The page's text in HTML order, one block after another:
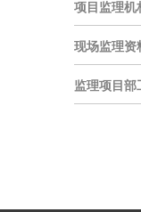
项目监理机
现场监理资
监理项目部